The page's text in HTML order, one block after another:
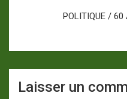
POLITIQUE / 60
Laisser un